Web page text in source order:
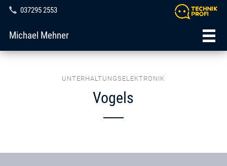
037295 2553
Michael Mehner
UNTERHALTUNGSELEKTRONIK
Vogels